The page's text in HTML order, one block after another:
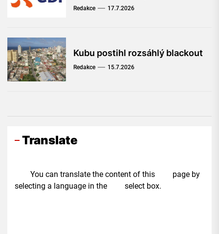
Redakce 17.7.2026
Kubu postihl rozsáhlý blackout
Redakce 15.7.2026
Translate
You can translate the content of this page by
selecting a language in the select box.